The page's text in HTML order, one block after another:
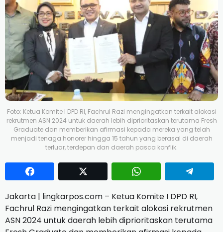
Foto: Ketua Komite I DPD RI, Fachrul Razi mengingatkan terkait alokasi
rekrutmen ASN 2024 untuk daerah lebih diprioritaskan terutama Fresh
Graduate dan memberikan afirmasi kepada mereka yang telah
menjadi tenaga honorer hingga 15 tahun yang berasal di daerah
terluar, terdepan dan daerah pasca konflik.
Jakarta | lingkarpos.com – Ketua Komite I DPD RI,
Fachrul Razi mengingatkan terkait alokasi rekrutmen
ASN 2024 untuk daerah lebih diprioritaskan terutama